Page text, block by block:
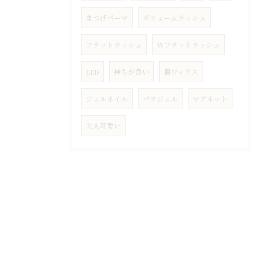
まつげパーマ ボリュームラッシュ
フラットラッシュ Wフラットラッシュ
LED 持ちが良い 眉ワックス
ジェルネイル パラジェル マグネット
大人可愛い